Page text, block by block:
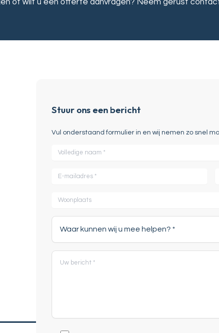
of wilt u een offerte aanvragen? Neem gerust
Stuur ons een bericht
Vul onderstaand formulier in en wij nemen zo snel